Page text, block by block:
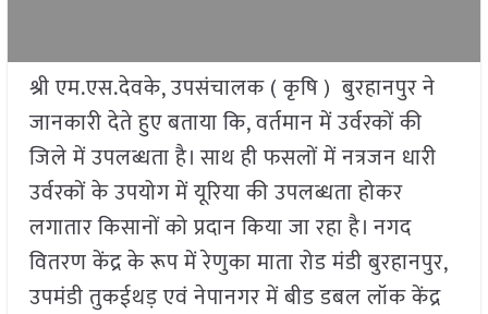
श्री एम.एस.देवके, उपसंचालक ( कृषि ) बुरहानपुर ने
जानकारी देते हुए बताया कि, वर्तमान में उर्वरकों की
जिले में उपलब्धता है। साथ ही फसलों में नत्रजन धारी
उर्वरकों के उपयोग में यूरिया की उपलब्धता होकर
लगातार किसानों को प्रदान किया जा रहा है। नगद
वितरण केंद्र के रूप में रेणुका माता रोड मंडी बुरहानपुर,
उपमंडी तुकईथड़ एवं नेपानगर में बीड डबल लॉक केंद्र